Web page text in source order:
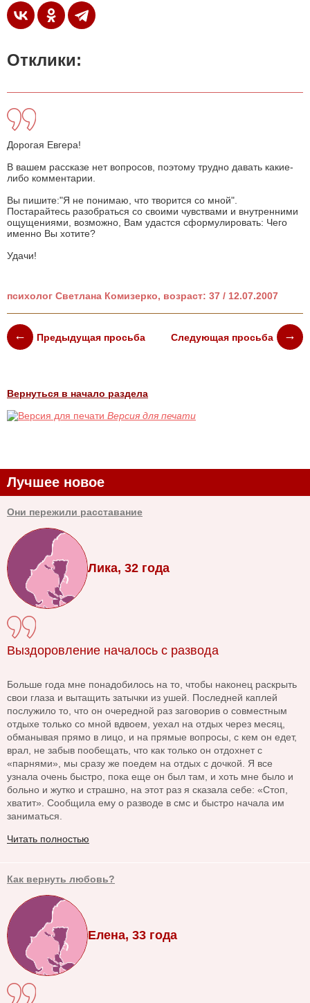
Отклики:
Дорогая Евгера!
В вашем рассказе нет вопросов, поэтому трудно давать какие-
либо комментарии.
Вы пишите:"Я не понимаю, что творится со мной".
Постарайтесь разобраться со своими чувствами и внутренними
ощущениями, возможно, Вам удастся сформулировать: Чего
именно Вы хотите?
Удачи!
психолог Светлана Комизерко, возраст: 37 / 12.07.2007
Предыдущая просьба Следующая просьба
Вернуться в начало раздела
Версия для печати
Лучшее новое
Они пережили расставание
Лика, 32 года
Выздоровление началось с развода
Больше года мне понадобилось на то, чтобы наконец раскрыть
свои глаза и вытащить затычки из ушей. Последней каплей
послужило то, что он очередной раз заговорив о совместным
отдыхе только со мной вдвоем, уехал на отдых через месяц,
обманывая прямо в лицо, и на прямые вопросы, с кем он едет,
врал, не забыв пообещать, что как только он отдохнет с
«парнями», мы сразу же поедем на отдых с дочкой. Я все
узнала очень быстро, пока еще он был там, и хоть мне было и
больно и жутко и страшно, на этот раз я сказала себе: «Стоп,
хватит». Сообщила ему о разводе в смс и быстро начала им
заниматься.
Читать полностью
Как вернуть любовь?
Елена, 33 года